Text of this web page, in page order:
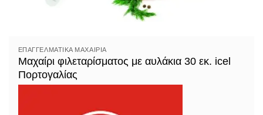
ΕΠΑΓΓΕΛΜΑΤΙΚΆ ΜΑΧΑΊΡΙΑ
Μαχαίρι φιλεταρίσματος με αυλάκια 30 εκ. icel
Πορτογαλίας